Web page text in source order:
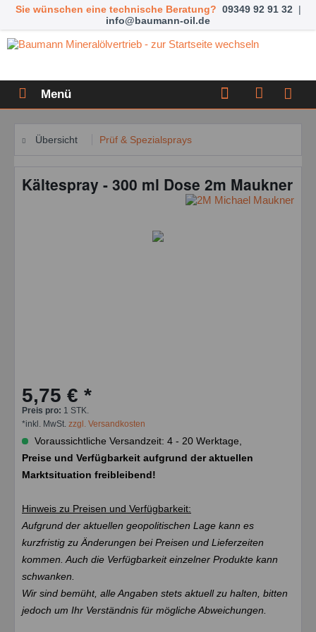
Sie wünschen eine technische Beratung? 09349 92 91 32 |
info@baumann-oil.de
Menü
Übersicht Prüf & Spezialsprays
Kältespray - 300 ml Dose 2m Maukner
5,75 € *
Preis pro: 1 STK.
*inkl. MwSt. zzgl. Versandkosten
Voraussichtliche Versandzeit: 4 - 20 Werktage,
Preise und Verfügbarkeit aufgrund der aktuellen
Marktsituation freibleibend!
Hinweis zu Preisen und Verfügbarkeit:
Aufgrund der aktuellen geopolitischen Lage kann es
kurzfristig zu Änderungen bei Preisen und Lieferzeiten
kommen. Auch die Verfügbarkeit einzelner Produkte kann
schwanken.
Wir sind bemüht, alle Angaben stets aktuell zu halten, bitten
jedoch um Ihr Verständnis für mögliche Abweichungen.